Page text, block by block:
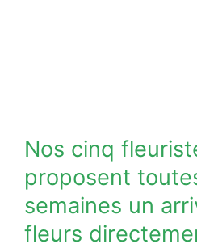
Nos cinq
proposent
semaines un
fleurs